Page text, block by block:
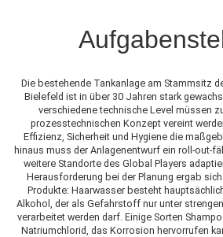
Die bestehende Tankanlage am Stammsitz
Bielefeld ist in über 30 Jahren stark
verschiedene technische Level müssen
prozesstechnischen Konzept vereint
Effizienz, Sicherheit und Hygiene die
hinaus muss der Anlagenentwurf ein roll-out-
weitere Standorte des Global Players
Herausforderung bei der Planung ergab
Produkte: Haarwasser besteht
Alkohol, der als Gefahrstoff nur unter
verarbeitet werden darf. Einige Sorten
Natriumchlorid, das Korrosion hervorrufen